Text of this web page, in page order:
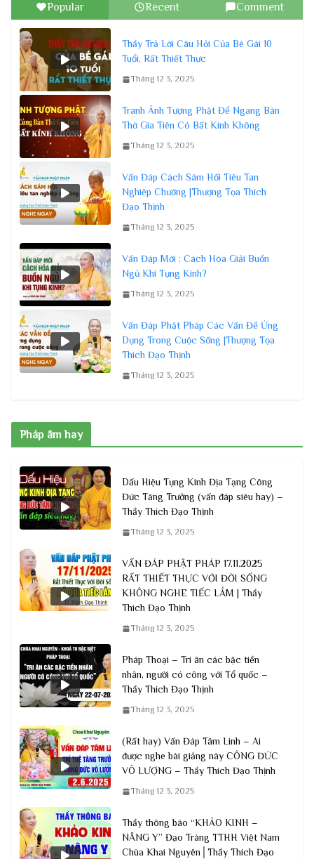
Popular Recent Comment
Thầy Trả Lời Câu Hỏi Của Bé Gái 10
Tuổi, Rất Thiết Thực
Tháng 12 3, 2025
Tranh Ảnh Tượng Phật Để Ngang Bàn
Thờ Gia Tiên Có Bất Kính Không
Tháng 12 3, 2025
Vấn Đáp Cách Sám Hối Tiêu Tan
Nghiệp Chướng |Thượng Tọa Thích
Đạo Thịnh
Tháng 12 3, 2025
Vấn Đáp Mới : Cách Hóa Giải Buồn
Ngủ Khi Tụng Kinh?
Tháng 12 3, 2025
Vấn Đáp Phật Pháp Các Vấn Đề Ứng
Dụng Trong Cuộc Sống |Thượng Tọa
Thích Đạo Thịnh
Tháng 12 3, 2025
Pháp âm hay
Dấu Hiệu Tụng Kinh Địa Tạng Công
Đức Tăng Trưởng (vấn đáp siêu hay) –
Thầy Thích Đạo Thịnh
Tháng 12 3, 2025
VẤN ĐÁP PHẬT PHÁP 17.11.2025
RẤT THIẾT THỰC VỚI ĐỜI SỐNG
KHÔNG NGHE TIẾC LẮM | Thầy
Thích Đạo Thịnh
Tháng 12 3, 2025
Pháp Thoại – Tri ân các bậc tiền
nhân, người có công với Tổ quốc –
Thầy Thích Đạo Thịnh
Tháng 12 3, 2025
(Rất hay) Vấn Đáp Tâm Linh – Ai
được nghe bài giảng này CÔNG ĐỨC
VÔ LƯỢNG – Thầy Thích Đạo Thịnh
Tháng 12 3, 2025
Thầy thông báo “KHẢO KINH –
NÂNG Y” Đạo Tràng TTHH Việt Nam
Chùa Khai Nguyên│Thầy Thích Đạo